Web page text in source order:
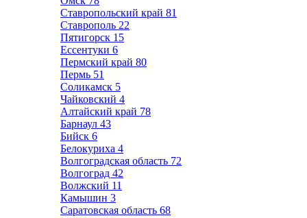
Ставропольский край 81
Ставрополь 22
Пятигорск 15
Ессентуки 6
Пермский край 80
Пермь 51
Соликамск 5
Чайковский 4
Алтайский край 78
Барнаул 43
Бийск 6
Белокуриха 4
Волгоградская область 72
Волгоград 42
Волжский 11
Камышин 3
Саратовская область 68